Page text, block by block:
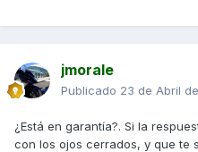
jmorale
Publicado 23 de Abril
¿Está en garantía?. Si la
con los ojos cerrados, y que te